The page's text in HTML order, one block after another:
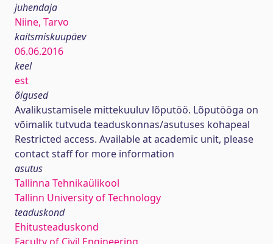
juhendaja
Niine, Tarvo
kaitsmiskuupäev
06.06.2016
keel
est
õigused
Avalikustamisele mittekuuluv lõputöö. Lõputööga on
võimalik tutvuda teaduskonnas/asutuses kohapeal
Restricted access. Available at academic unit, please
contact staff for more information
asutus
Tallinna Tehnikaülikool
Tallinn University of Technology
teaduskond
Ehitusteaduskond